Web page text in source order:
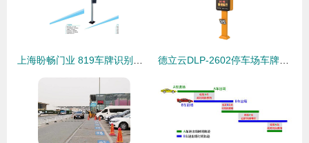
上海盼畅门业 819车牌识别系统与停车场收费系统，智慧停车新时代 德立云DLP-2602停车场车牌识别系统 智能停车收费新体验